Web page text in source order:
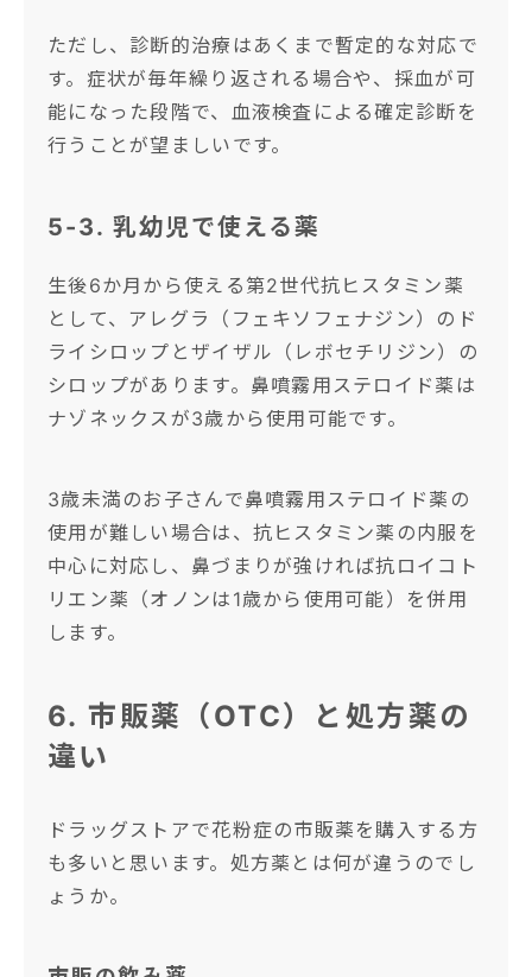
ただし、診断的治療はあくまで暫定的な対応で
す。症状が毎年繰り返される場合や、採血が可
能になった段階で、血液検査による確定診断を
行うことが望ましいです。
5-3. 乳幼児で使える薬
生後6か月から使える第2世代抗ヒスタミン薬
として、アレグラ（フェキソフェナジン）のド
ライシロップとザイザル（レボセチリジン）の
シロップがあります。鼻噴霧用ステロイド薬は
ナゾネックスが3歳から使用可能です。
3歳未満のお子さんで鼻噴霧用ステロイド薬の
使用が難しい場合は、抗ヒスタミン薬の内服を
中心に対応し、鼻づまりが強ければ抗ロイコト
リエン薬（オノンは1歳から使用可能）を併用
します。
6. 市販薬（OTC）と処方薬の
違い
ドラッグストアで花粉症の市販薬を購入する方
も多いと思います。処方薬とは何が違うのでし
ょうか。